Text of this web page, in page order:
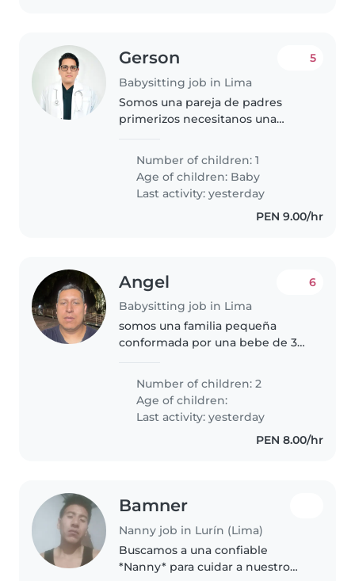
Gerson
Babysitting job in Lima
5
Somos una pareja de padres
primerizos necesitanos una
Number of children: 1
Age of children: Baby
Last activity: yesterday
PEN 9.00/hr
Angel
Babysitting job in Lima
6
somos una familia pequeña
conformada por una bebe de 3
encantado de poder trabajar con
alguna niñera damos trato de
familia
Number of children: 2
Age of children:
Last activity: yesterday
PEN 8.00/hr
Bamner
Nanny job in Lurín (Lima)
Buscamos a una confiable
*Nanny* para cuidar a nuestro